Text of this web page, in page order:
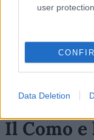
user protection.
Data Deletion
Il Como e